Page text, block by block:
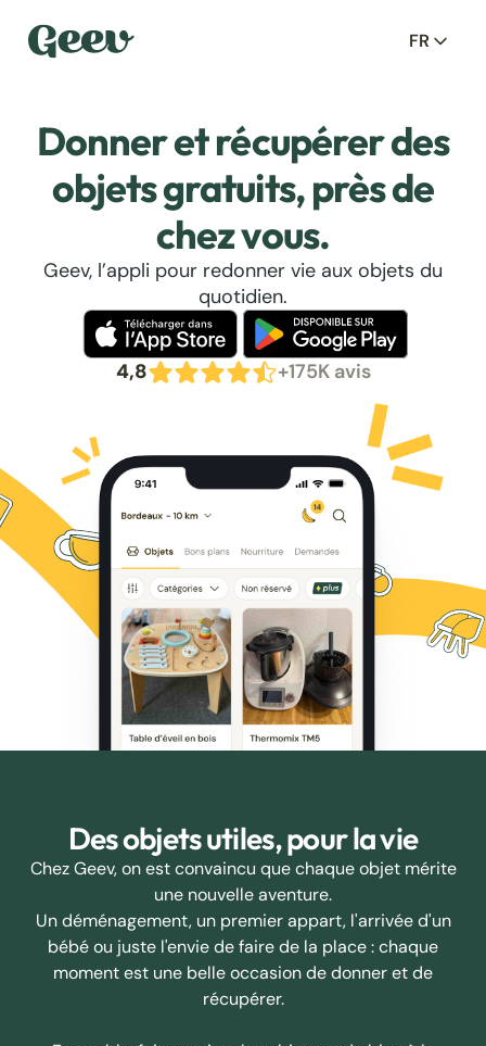
FR
Donner et récupérer des
objets gratuits, près de
chez vous.
Geev, l’appli pour redonner vie aux objets du
quotidien.
4,8 +175K avis
Des objets utiles, pour la vie
Chez Geev, on est convaincu que chaque objet mérite
une nouvelle aventure.
Un déménagement, un premier appart, l'arrivée d'un
bébé ou juste l'envie de faire de la place : chaque
moment est une belle occasion de donner et de
récupérer.